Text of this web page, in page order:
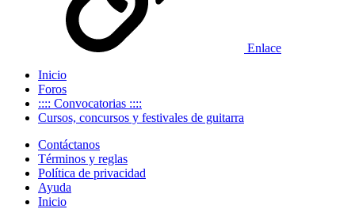
Enlace
Inicio
Foros
:::: Convocatorias ::::
Cursos, concursos y festivales de guitarra
Contáctanos
Términos y reglas
Política de privacidad
Ayuda
Inicio